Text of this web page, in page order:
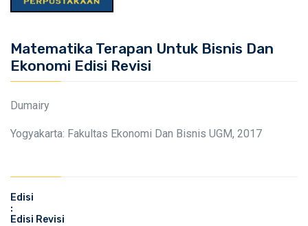
Matematika Terapan Untuk Bisnis Dan
Ekonomi Edisi Revisi
Dumairy
Yogyakarta: Fakultas Ekonomi Dan Bisnis UGM, 2017
Edisi
:
Edisi Revisi